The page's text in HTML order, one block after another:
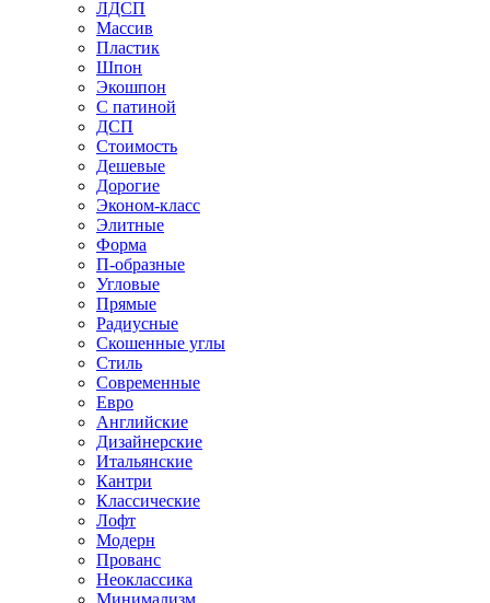
ЛДСП
Массив
Пластик
Шпон
Экошпон
С патиной
ДСП
Стоимость
Дешевые
Дорогие
Эконом-класс
Элитные
Форма
П-образные
Угловые
Прямые
Радиусные
Скошенные углы
Стиль
Современные
Евро
Английские
Дизайнерские
Итальянские
Кантри
Классические
Лофт
Модерн
Прованс
Неоклассика
Минимализм